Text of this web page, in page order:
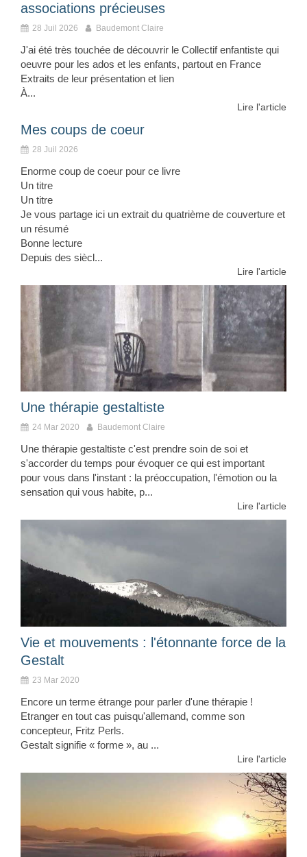
associations précieuses
28 Juil 2026 Baudemont Claire
J'ai été très touchée de découvrir le Collectif enfantiste qui
oeuvre pour les ados et les enfants, partout en France
Extraits de leur présentation et lien
À...
Lire l'article
Mes coups de coeur
28 Juil 2026
Enorme coup de coeur pour ce livre
Un titre
Un titre
Je vous partage ici un extrait du quatrième de couverture et
un résumé
Bonne lecture
Depuis des siècl...
Lire l'article
Une thérapie gestaltiste
24 Mar 2020 Baudemont Claire
Une thérapie gestaltiste c'est prendre soin de soi et
s'accorder du temps pour évoquer ce qui est important
pour vous dans l'instant : la préoccupation, l'émotion ou la
sensation qui vous habite, p...
Lire l'article
Vie et mouvements : l'étonnante force de la
Gestalt
23 Mar 2020
Encore un terme étrange pour parler d'une thérapie !
Etranger en tout cas puisqu'allemand, comme son
concepteur, Fritz Perls.
Gestalt signifie « forme », au ...
Lire l'article